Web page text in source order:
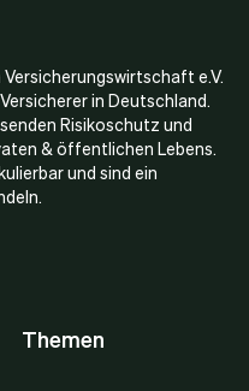
e.V.
in Deutschland.
Risikoschutz und
& öffentlichen Lebens.
und sind ein
Themen